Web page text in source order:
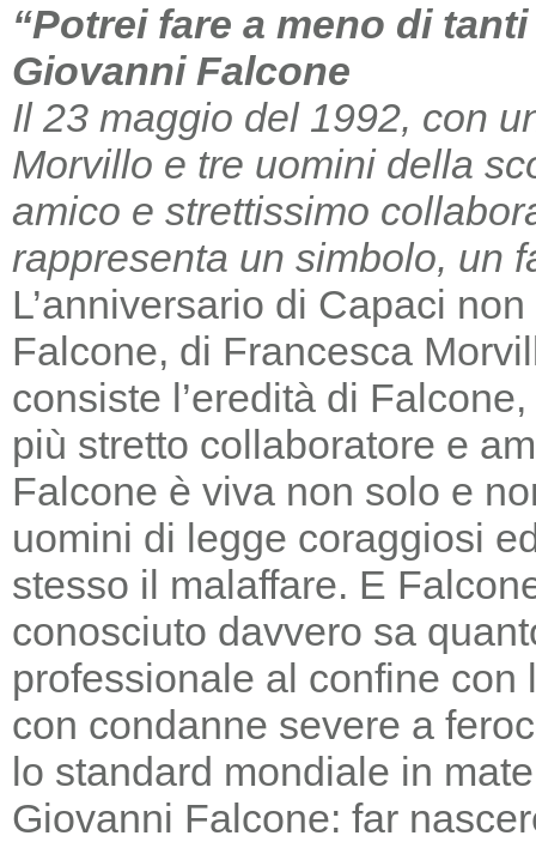
“Potrei fare a meno di
Giovanni Falcone
Il 23 maggio del 1992, con
Morvillo e tre uomini della
amico e strettissimo
rappresenta un simbolo, un
L’anniversario di Capaci
Falcone, di Francesca
consiste l’eredità di
più stretto collaboratore e
Falcone è viva non solo e
uomini di legge coraggiosi
stesso il malaffare. E
conosciuto davvero sa
professionale al confine
con condanne severe a
lo standard mondiale in
Giovanni Falcone: far